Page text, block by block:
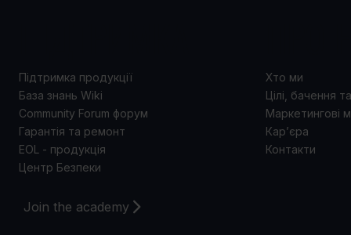
Join the academy
Підтримка продукції
База знань Wiki
Community Forum форум
Гарантія та ремонт
EOL - продукція
Центр Безпеки
Хто ми
Цілі, бачення
Маркетингові
Кар’єра
Контакти